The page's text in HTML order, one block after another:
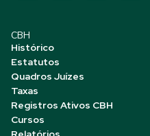
CBH
Histórico
Estatutos
Quadros Juízes
Taxas
Registros Ativos CBH
Cursos